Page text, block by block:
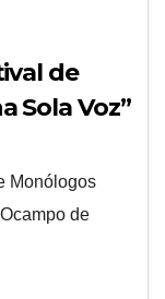
de
Sola Voz”
Monólogos
de